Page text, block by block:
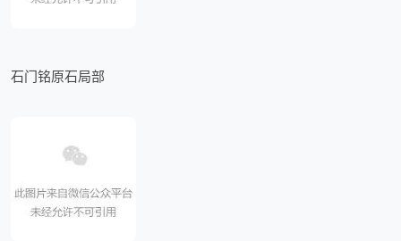
石门铭原石局部